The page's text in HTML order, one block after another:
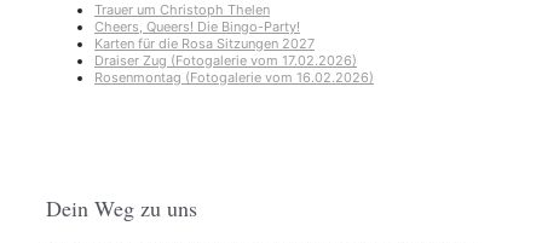
Trauer um Christoph Thelen
Cheers, Queers! Die Bingo-Party!
Karten für die Rosa Sitzungen 2027
Draiser Zug (Fotogalerie vom 17.02.2026)
Rosenmontag (Fotogalerie vom 16.02.2026)
Dein Weg zu uns